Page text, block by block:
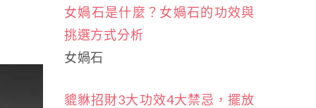
女媧石是什麼？女媧石的功效與
挑選方式分析
女媧石
貔貅招財3大功效4大禁忌，擺放